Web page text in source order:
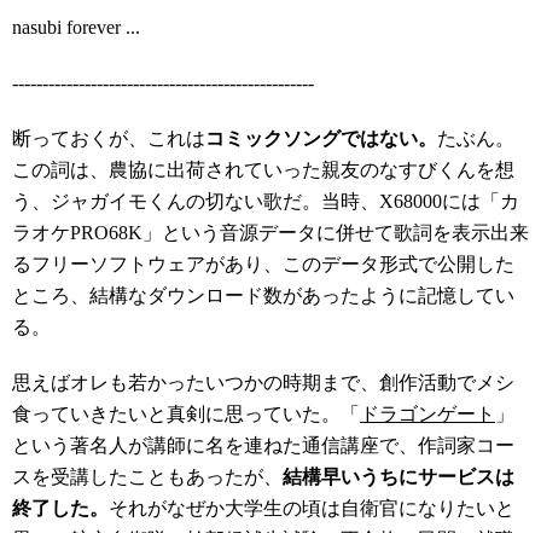
nasubi forever ...
--------------------------------------------------
断っておくが、これはコミックソングではない。 たぶん。
この詞は、農協に出荷されていった親友のなすびくんを想
う、ジャガイモくんの切ない歌だ。当時、X68000には「カ
ラオケPRO68K」という音源データに併せて歌詞を表示出来
るフリーソフトウェアがあり、このデータ形式で公開した
ところ、結構なダウンロード数があったように記憶してい
る。
思えばオレも若かったいつかの時期まで、創作活動でメシ
食っていきたいと真剣に思っていた。「
ドラゴンゲート 」
という著名人が講師に名を連ねた通信講座で、作詞家コー
スを受講したこともあったが、 結構早いうちにサービスは
終了した。 それがなぜか大学生の頃は自衛官になりたいと